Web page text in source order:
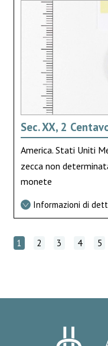
Sec. XX, 2
America. Stati Uniti
zecca non
monete
Informazioni di
1 2 3 4 5